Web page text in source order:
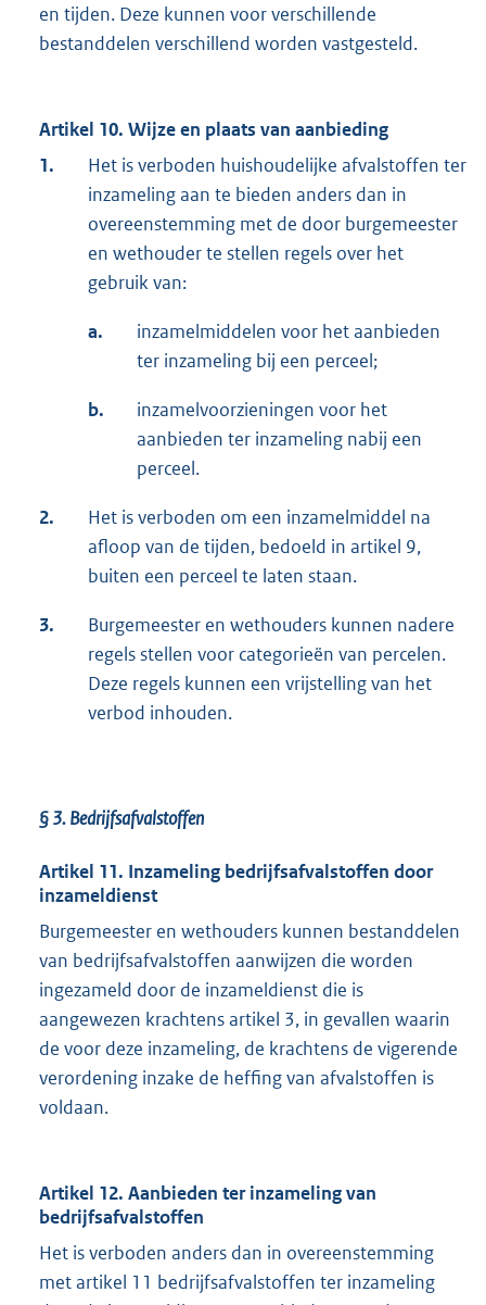
en tijden. Deze kunnen voor verschillende
bestanddelen verschillend worden vastgesteld.
Artikel 10. Wijze en plaats van aanbieding
1.
Het is verboden huishoudelijke afvalstoffen ter
inzameling aan te bieden anders dan in
overeenstemming met de door burgemeester
en wethouder te stellen regels over het
gebruik van:
a.
inzamelmiddelen voor het aanbieden
ter inzameling bij een perceel;
b.
inzamelvoorzieningen voor het
aanbieden ter inzameling nabij een
perceel.
2.
Het is verboden om een inzamelmiddel na
afloop van de tijden, bedoeld in artikel 9,
buiten een perceel te laten staan.
3.
Burgemeester en wethouders kunnen nadere
regels stellen voor categorieën van percelen.
Deze regels kunnen een vrijstelling van het
verbod inhouden.
§ 3.Bedrijfsafvalstoffen
Artikel 11. Inzameling bedrijfsafvalstoffen door
inzameldienst
Burgemeester en wethouders kunnen bestanddelen
van bedrijfsafvalstoffen aanwijzen die worden
ingezameld door de inzameldienst die is
aangewezen krachtens artikel 3, in gevallen waarin
de voor deze inzameling, de krachtens de vigerende
verordening inzake de heffing van afvalstoffen is
voldaan.
Artikel 12. Aanbieden ter inzameling van
bedrijfsafvalstoffen
Het is verboden anders dan in overeenstemming
met artikel 11 bedrijfsafvalstoffen ter inzameling